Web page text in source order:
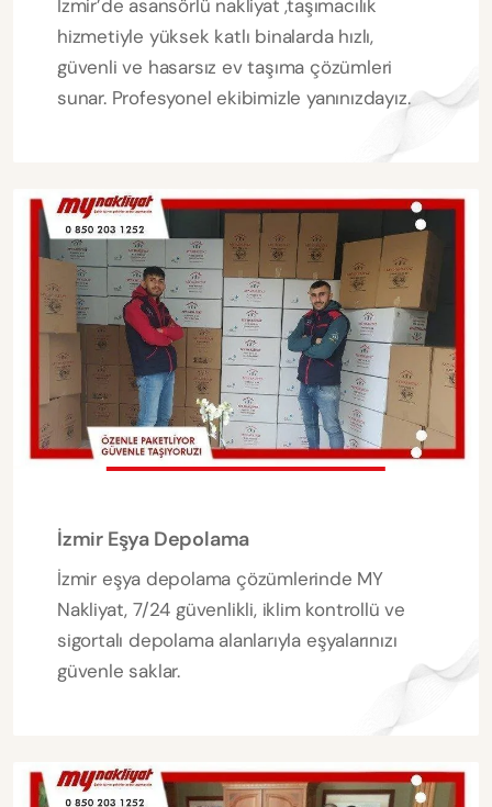
İzmir’de asansörlü nakliyat ,taşımacılık
hizmetiyle yüksek katlı binalarda hızlı,
güvenli ve hasarsız ev taşıma çözümleri
sunar. Profesyonel ekibimizle yanınızdayız.
İzmir Eşya Depolama
İzmir eşya depolama çözümlerinde MY
Nakliyat, 7/24 güvenlikli, iklim kontrollü ve
sigortalı depolama alanlarıyla eşyalarınızı
güvenle saklar.